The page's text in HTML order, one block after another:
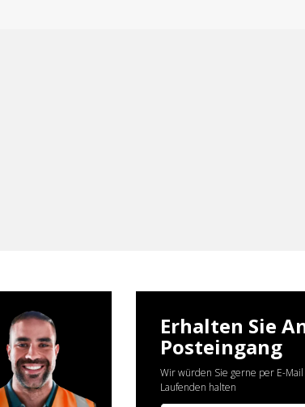
Erhalten Sie
Posteingang
Wir würden Sie gerne per E-
Laufenden halten